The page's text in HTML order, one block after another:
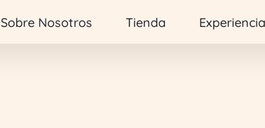
Sobre Nosotros Tienda